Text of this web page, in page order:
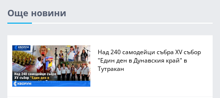
Още новини
Над 240 самодейци събра XV събор
"Един ден в Дунавския край" в
Тутракан